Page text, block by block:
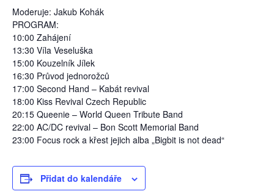
Moderuje: Jakub Kohák
PROGRAM:
10:00 Zahájení
13:30 Víla Veseluška
15:00 Kouzelník Jílek
16:30 Průvod jednorožců
17:00 Second Hand – Kabát revival
18:00 Kiss Revival Czech Republic
20:15 Queenie – World Queen Tribute Band
22:00 AC/DC revival – Bon Scott Memorial Band
23:00 Focus rock a křest jejich alba „Bigbit is not dead“
Přidat do kalendáře